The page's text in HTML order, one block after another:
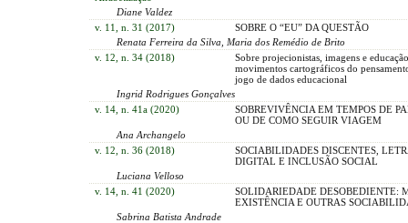
Diane Valdez
v. 11, n. 31 (2017)
SOBRE O “EU” DA QUESTÃO
Renata Ferreira da Silva, Maria dos Remédio de Brito
v. 12, n. 34 (2018)
Sobre projecionistas, imagens e
movimentos cartográficos do
jogo de dados educacional
Ingrid Rodrigues Gonçalves
v. 14, n. 41a (2020)
SOBREVIVÊNCIA EM TEMPOS DE
OU DE COMO SEGUIR VIAGEM
Ana Archangelo
v. 12, n. 36 (2018)
SOCIABILIDADES DISCENTES,
DIGITAL E INCLUSÃO SOCIAL
Luciana Velloso
v. 14, n. 41 (2020)
SOLIDARIEDADE DESOBEDIENTE:
EXISTÊNCIA E OUTRAS
Sabrina Batista Andrade